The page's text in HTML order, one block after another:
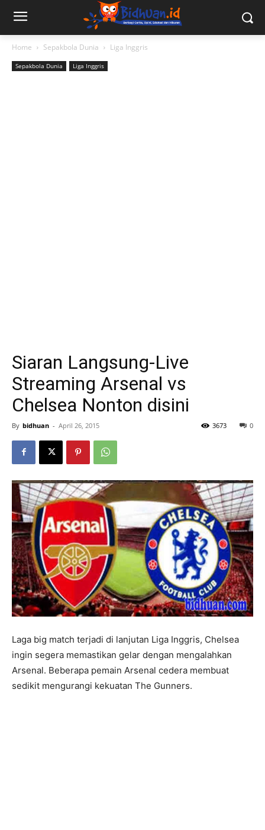
Home Sepakbola Dunia Liga Inggris
Sepakbola Dunia Liga Inggris
Siaran Langsung-Live
Streaming Arsenal vs
Chelsea Nonton disini
By bidhuan - April 26, 2015 0
3673
Laga big match terjadi di lanjutan Liga Inggris, Chelsea
ingin segera memastikan gelar dengan mengalahkan
Arsenal. Beberapa pemain Arsenal cedera membuat
sedikit mengurangi kekuatan The Gunners.